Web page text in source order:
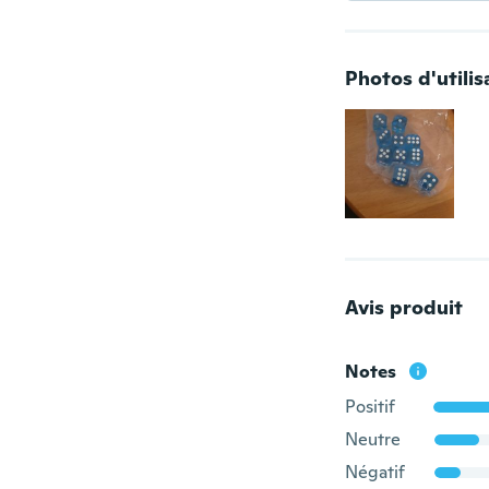
Photos
Avis produit
Notes
Positif
Neutre
Négatif